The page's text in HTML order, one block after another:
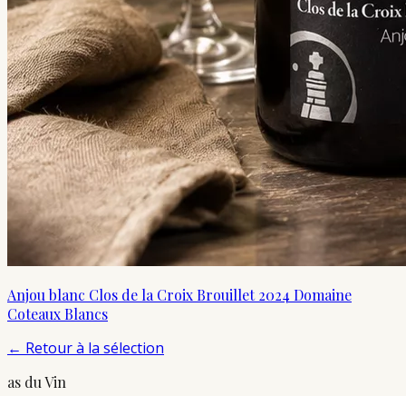
Anjou blanc Clos de la Croix Brouillet 2024 Domaine
Coteaux Blancs
← Retour à la sélection
as du Vin